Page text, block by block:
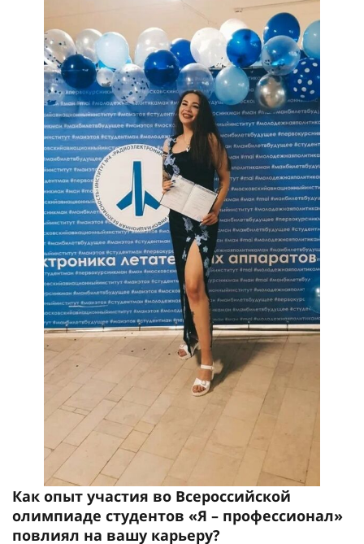
Как опыт участия во Всероссийской
олимпиаде студентов «Я – профессионал»
повлиял на вашу карьеру?